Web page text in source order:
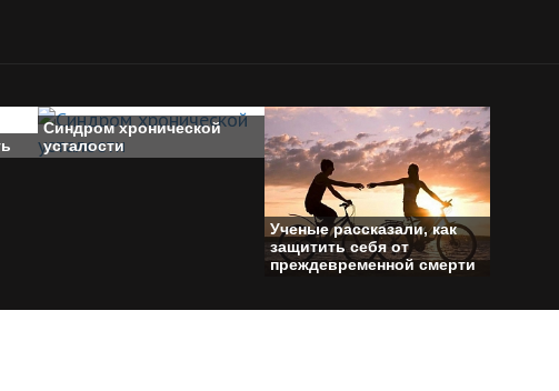
Синдром хронической
усталости
Ученые рассказали, как
защитить себя от
преждевременной смерти